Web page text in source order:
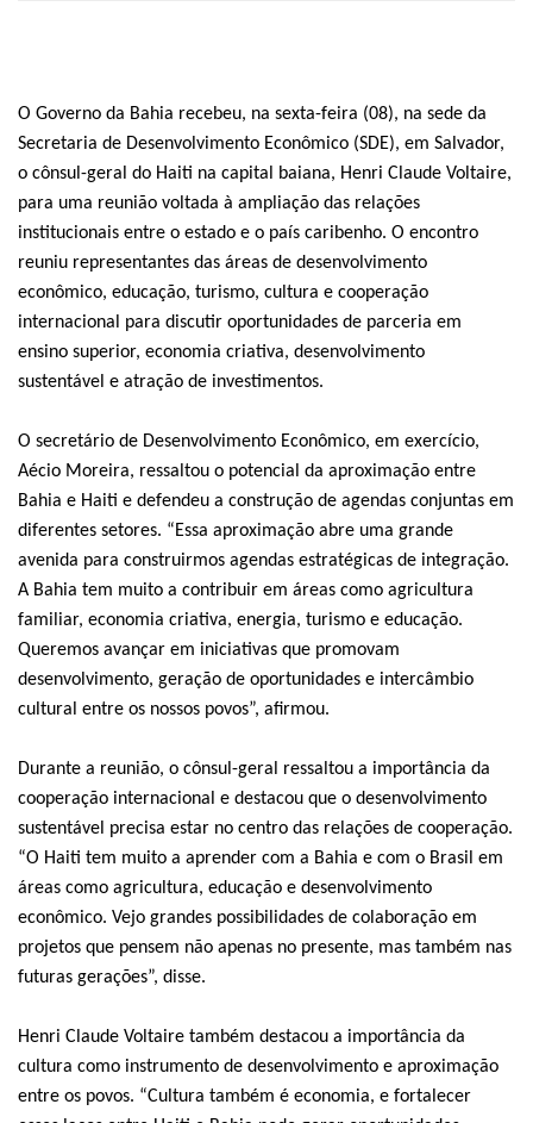
O Governo da Bahia recebeu, na sexta-feira (08), na sede da
Secretaria de Desenvolvimento Econômico (SDE), em Salvador,
o cônsul-geral do Haiti na capital baiana, Henri Claude Voltaire,
para uma reunião voltada à ampliação das relações
institucionais entre o estado e o país caribenho. O encontro
reuniu representantes das áreas de desenvolvimento
econômico, educação, turismo, cultura e cooperação
internacional para discutir oportunidades de parceria em
ensino superior, economia criativa, desenvolvimento
sustentável e atração de investimentos.
O secretário de Desenvolvimento Econômico, em exercício,
Aécio Moreira, ressaltou o potencial da aproximação entre
Bahia e Haiti e defendeu a construção de agendas conjuntas em
diferentes setores. “Essa aproximação abre uma grande
avenida para construirmos agendas estratégicas de integração.
A Bahia tem muito a contribuir em áreas como agricultura
familiar, economia criativa, energia, turismo e educação.
Queremos avançar em iniciativas que promovam
desenvolvimento, geração de oportunidades e intercâmbio
cultural entre os nossos povos”, afirmou.
Durante a reunião, o cônsul-geral ressaltou a importância da
cooperação internacional e destacou que o desenvolvimento
sustentável precisa estar no centro das relações de cooperação.
“O Haiti tem muito a aprender com a Bahia e com o Brasil em
áreas como agricultura, educação e desenvolvimento
econômico. Vejo grandes possibilidades de colaboração em
projetos que pensem não apenas no presente, mas também nas
futuras gerações”, disse.
Henri Claude Voltaire também destacou a importância da
cultura como instrumento de desenvolvimento e aproximação
entre os povos. “Cultura também é economia, e fortalecer